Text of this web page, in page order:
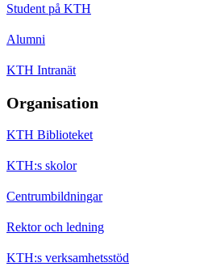
Student på KTH
Alumni
KTH Intranät
Organisation
KTH Biblioteket
KTH:s skolor
Centrumbildningar
Rektor och ledning
KTH:s verksamhetsstöd